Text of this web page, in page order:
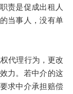
责是促成出租人
当事人，没有单
代理行为，更改
力。若中介的这
求中介承担赔偿